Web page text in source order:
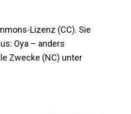
Lizenz (CC). Sie
Oya – anders
Zwecke (NC) unter